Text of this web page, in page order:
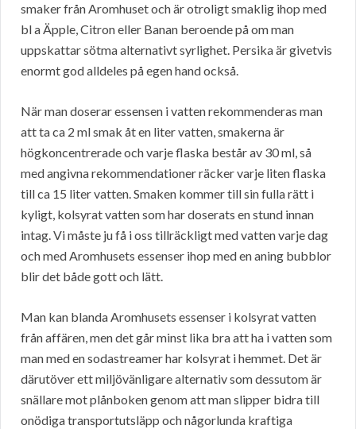
smaker från Aromhuset och är otroligt smaklig ihop med
bl a Äpple, Citron eller Banan beroende på om man
uppskattar sötma alternativt syrlighet. Persika är givetvis
enormt god alldeles på egen hand också.
När man doserar essensen i vatten rekommenderas man
att ta ca 2 ml smak åt en liter vatten, smakerna är
högkoncentrerade och varje flaska består av 30 ml, så
med angivna rekommendationer räcker varje liten flaska
till ca 15 liter vatten. Smaken kommer till sin fulla rätt i
kyligt, kolsyrat vatten som har doserats en stund innan
intag. Vi måste ju få i oss tillräckligt med vatten varje dag
och med Aromhusets essenser ihop med en aning bubblor
blir det både gott och lätt.
Man kan blanda Aromhusets essenser i kolsyrat vatten
från affären, men det går minst lika bra att ha i vatten som
man med en sodastreamer har kolsyrat i hemmet. Det är
därutöver ett miljövänligare alternativ som dessutom är
snällare mot plånboken genom att man slipper bidra till
onödiga transportutsläpp och någorlunda kraftiga